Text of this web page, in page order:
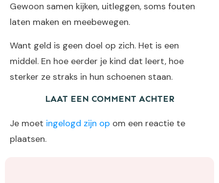
Gewoon samen kijken, uitleggen, soms fouten
laten maken en meebewegen.
Want geld is geen doel op zich. Het is een
middel. En hoe eerder je kind dat leert, hoe
sterker ze straks in hun schoenen staan.
LAAT EEN COMMENT ACHTER
Je moet ingelogd zijn op om een reactie te
plaatsen.